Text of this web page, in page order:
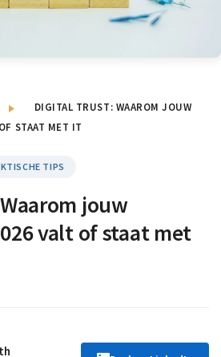
DIGITAL TRUST: WAAROM JOUW
STAAT MET IT
TIPS
jouw
valt of staat met